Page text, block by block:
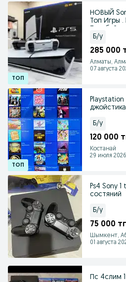
НОВЫЙ
Топ Игры .
Б/у
285 000
Алматы,
07 августа
Playstation
Б/у
120 000
Костанай
29 июля 2026
Ps4 Sony
состяний
Б/у
75 000
Шымкент,
01 августа
Пс 4слим